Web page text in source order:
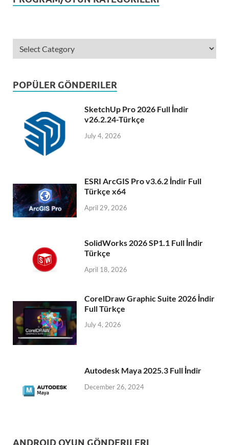
POPÜLER GÖNDERILER
SketchUp Pro 2026 Full İndir
v26.2.24-Türkçe
July 4, 2026
ESRI ArcGIS Pro v3.6.2 İndir Full
Türkçe x64
April 29, 2026
SolidWorks 2026 SP1.1 Full İndir
Türkçe
April 18, 2026
CorelDraw Graphic Suite 2026 İndir
Full Türkçe
July 4, 2026
Autodesk Maya 2025.3 Full İndir
December 26, 2024
ANDROID OYUN GÖNDERILERI